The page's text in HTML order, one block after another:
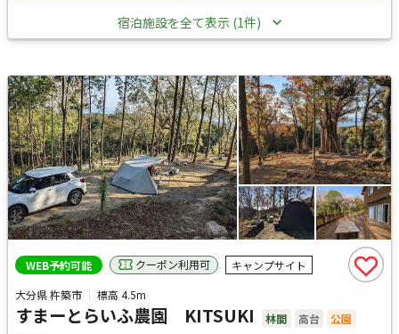
宿泊施設を全て表示 (1件)
WEB予約可能 クーポン利用可
キャンプサイト
大分県 杵築市
標高4.5m
すまーとらいふ農園 KITSUKI 林間 高台
公園